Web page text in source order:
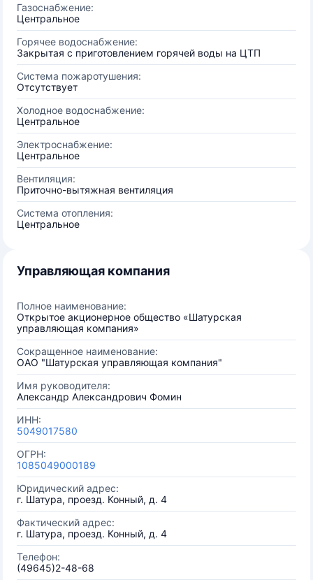
Газоснабжение:
Центральное
Горячее водоснабжение:
Закрытая с приготовлением горячей воды на ЦТП
Система пожаротушения:
Отсутствует
Холодное водоснабжение:
Центральное
Электроснабжение:
Центральное
Вентиляция:
Приточно-вытяжная вентиляция
Система отопления:
Центральное
Управляющая компания
Полное наименование:
Открытое акционерное общество «Шатурская
управляющая компания»
Сокращенное наименование:
ОАО "Шатурская управляющая компания"
Имя руководителя:
Александр Александрович Фомин
ИНН:
5049017580
ОГРН:
1085049000189
Юридический адрес:
г. Шатура, проезд. Конный, д. 4
Фактический адрес:
г. Шатура, проезд. Конный, д. 4
Телефон:
(49645)2-48-68